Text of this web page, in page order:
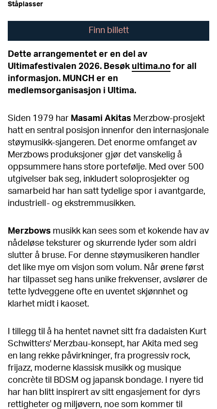
Ståplasser
Finn billett
Dette arrangementet er en del av
Ultimafestivalen 2026. Besøk ultima.no for all
informasjon. MUNCH er en
medlemsorganisasjon i Ultima.
Siden 1979 har Masami Akitas Merzbow-prosjekt
hatt en sentral posisjon innenfor den internasjonale
støymusikk-sjangeren. Det enorme omfanget av
Merzbows produksjoner gjør det vanskelig å
oppsummere hans store portefølje. Med over 500
utgivelser bak seg, inkludert soloprosjekter og
samarbeid har han satt tydelige spor i avantgarde,
industriell- og ekstremmusikken.
Merzbows musikk kan sees som et kokende hav av
nådeløse teksturer og skurrende lyder som aldri
slutter å bruse. For denne støymusikeren handler
det like mye om visjon som volum. Når ørene først
har tilpasset seg hans unike frekvenser, avslører de
tette lydveggene ofte en uventet skjønnhet og
klarhet midt i kaoset.
I tillegg til å ha hentet navnet sitt fra dadaisten Kurt
Schwitters' Merzbau-konsept, har Akita med seg
en lang rekke påvirkninger, fra progressiv rock,
frijazz, moderne klassisk musikk og musique
concrète til BDSM og japansk bondage. I nyere tid
har han blitt inspirert av sitt engasjement for dyrs
rettigheter og miljøvern, noe som kommer til